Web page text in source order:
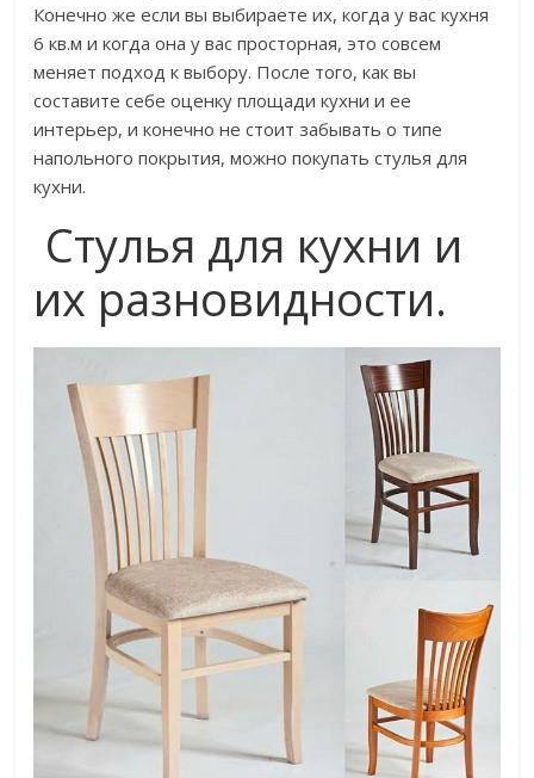
Конечно же если вы выбираете их, когда у вас кухня
6 кв.м и когда она у вас просторная, это совсем
меняет подход к выбору. После того, как вы
составите себе оценку площади кухни и ее
интерьер, и конечно не стоит забывать о типе
напольного покрытия, можно покупать стулья для
кухни.
Стулья для кухни и
их разновидности.